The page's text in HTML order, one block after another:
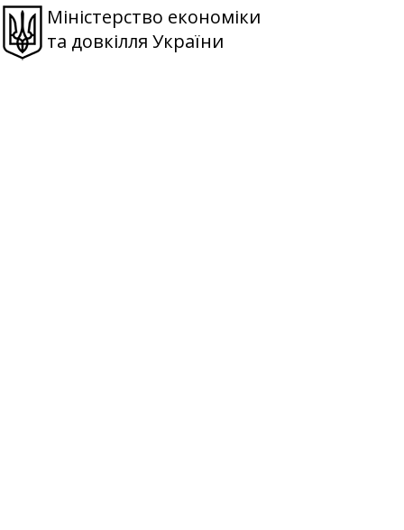
Міністерство економіки
та довкілля України